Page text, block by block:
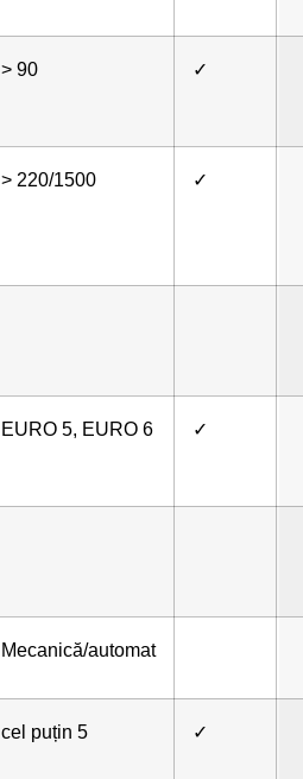
> 90 ✓
> 220/1500 ✓
EURO 5, EURO 6 ✓
Mecanică/automat
cel puțin 5 ✓